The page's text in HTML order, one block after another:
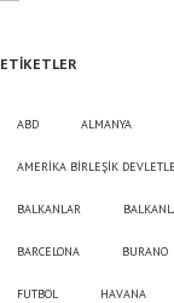
ETIKETLER
ABD ALMANYA
AMERİKA BİRLEŞİK
BALKANLAR
BARCELONA BURANO
FUTBOL HAVANA